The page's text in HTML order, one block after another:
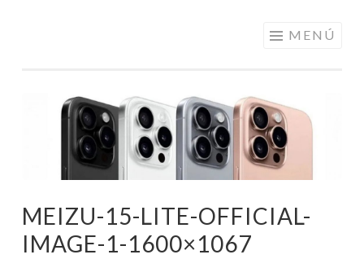
PRECIOS DE
ANDORRA
MENÚ
MEIZU-15-LITE-OFFICIAL-
IMAGE-1-1600×1067